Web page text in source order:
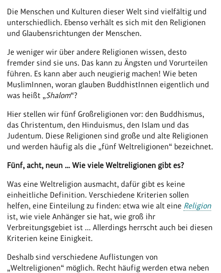
Die Menschen und Kulturen dieser Welt sind vielfältig und
unterschiedlich. Ebenso verhält es sich mit den Religionen
und Glaubensrichtungen der Menschen.
Je weniger wir über andere Religionen wissen, desto
fremder sind sie uns. Das kann zu Ängsten und Vorurteilen
führen. Es kann aber auch neugierig machen! Wie beten
MuslimInnen, woran glauben BuddhistInnen eigentlich und
was heißt „Shalom“?
Hier stellen wir fünf Großreligionen vor: den Buddhismus,
das Christentum, den Hinduismus, den Islam und das
Judentum. Diese Religionen sind große und alte Religionen
und werden häufig als die „fünf Weltreligionen“ bezeichnet.
Fünf, acht, neun … Wie viele Weltreligionen gibt es?
Was eine Weltreligion ausmacht, dafür gibt es keine
einheitliche Definition. Verschiedene Kriterien sollen
helfen, eine Einteilung zu finden: etwa wie alt eine Religion
ist, wie viele Anhänger sie hat, wie groß ihr
Verbreitungsgebiet ist ... Allerdings herrscht auch bei diesen
Kriterien keine Einigkeit.
Deshalb sind verschiedene Auflistungen von
„Weltreligionen“ möglich. Recht häufig werden etwa neben